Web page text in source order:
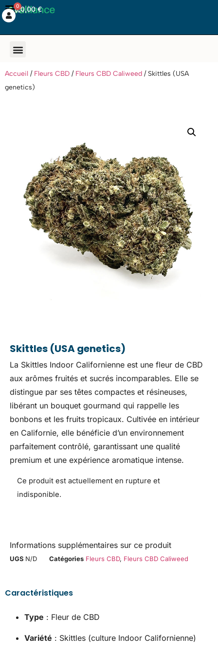
0,00€
0
Accueil / Fleurs CBD / Fleurs CBD Caliweed / Skittles (USA
genetics)
Skittles (USA genetics)
La Skittles Indoor Californienne est une fleur de CBD
aux arômes fruités et sucrés incomparables. Elle se
distingue par ses têtes compactes et résineuses,
libérant un bouquet gourmand qui rappelle les
bonbons et les fruits tropicaux. Cultivée en intérieur
en Californie, elle bénéficie d’un environnement
parfaitement contrôlé, garantissant une qualité
premium et une expérience aromatique intense.
Ce produit est actuellement en rupture et
indisponible.
Informations supplémentaires sur ce produit
UGS N/D Catégories Fleurs CBD, Fleurs CBD Caliweed
Caractéristiques
Type : Fleur de CBD
Variété : Skittles (culture Indoor Californienne)